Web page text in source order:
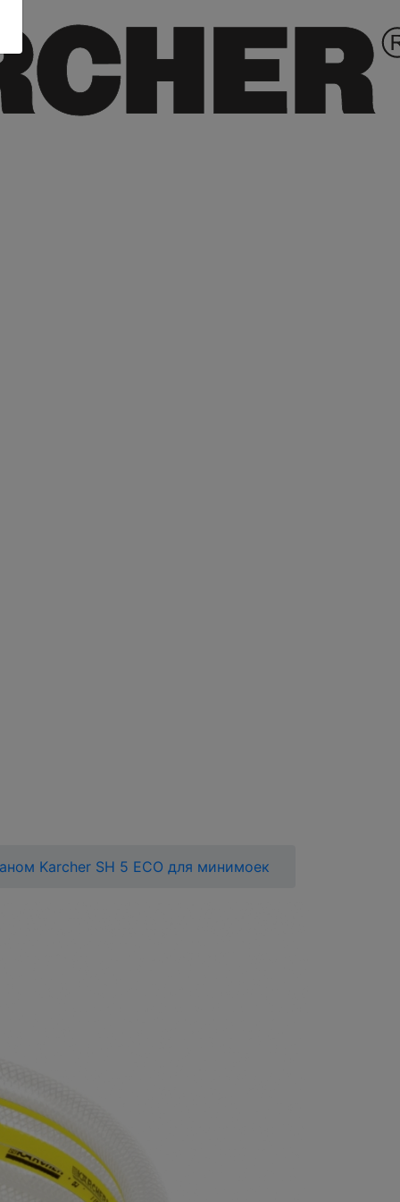
Karcher SH 5 ECO для минимоек